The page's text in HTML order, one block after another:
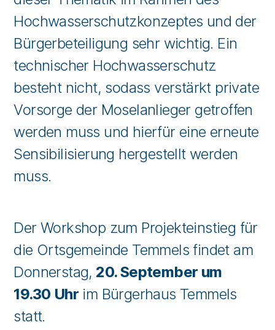
Hochwasserschutzkonzeptes und der
Bürgerbeteiligung sehr wichtig. Ein
technischer Hochwasserschutz
besteht nicht, sodass verstärkt private
Vorsorge der Moselanlieger getroffen
werden muss und hierfür eine erneute
Sensibilisierung hergestellt werden
muss.
Der Workshop zum Projekteinstieg für
die Ortsgemeinde Temmels findet am
Donnerstag, 20. September um
19.30 Uhr im Bürgerhaus Temmels
statt.